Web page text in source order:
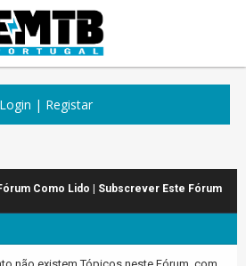
Login | Registar
Como Lido Subscrever Este Fórum